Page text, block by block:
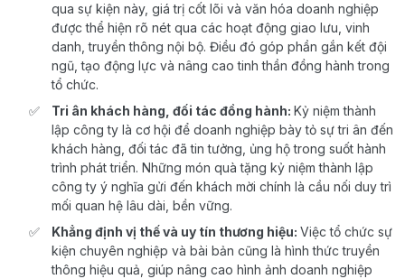
qua sự kiện này, giá trị cốt lõi và văn hóa doanh nghiệp
được thể hiện rõ nét qua các hoạt động giao lưu, vinh
danh, truyền thông nội bộ. Điều đó góp phần gắn kết đội
ngũ, tạo động lực và nâng cao tinh thần đồng hành trong
tổ chức.
Tri ân khách hàng, đối tác đồng hành: Kỷ niệm thành
lập công ty là cơ hội để doanh nghiệp bày tỏ sự tri ân đến
khách hàng, đối tác đã tin tưởng, ủng hộ trong suốt hành
trình phát triển. Những món quà tặng kỷ niệm thành lập
công ty ý nghĩa gửi đến khách mời chính là cầu nối duy trì
mối quan hệ lâu dài, bền vững.
Khẳng định vị thế và uy tín thương hiệu: Việc tổ chức sự
kiện chuyên nghiệp và bài bản cũng là hình thức truyền
thông hiệu quả, giúp nâng cao hình ảnh doanh nghiệp